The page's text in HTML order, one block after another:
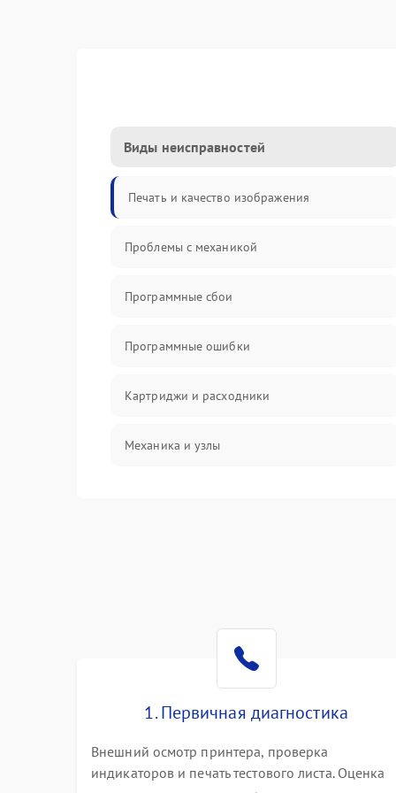
Виды неисправностей
Печать и качество изображения
Проблемы с механикой
Программные сбои
Программные ошибки
Картриджи и расходники
Механика и узлы
1. Первичная диагностика
Внешний осмотр принтера, проверка
индикаторов и печать тестового листа. Оценка